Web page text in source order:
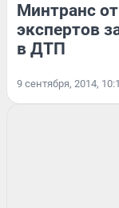
Минтранс
экспертов
в ДТП
9 сентября, 2014,